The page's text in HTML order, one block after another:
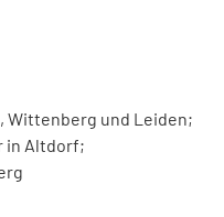
Wittenberg und Leiden;
in Altdorf;